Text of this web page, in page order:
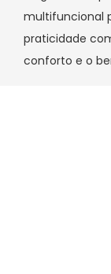
multifuncional
praticidade
conforto e o